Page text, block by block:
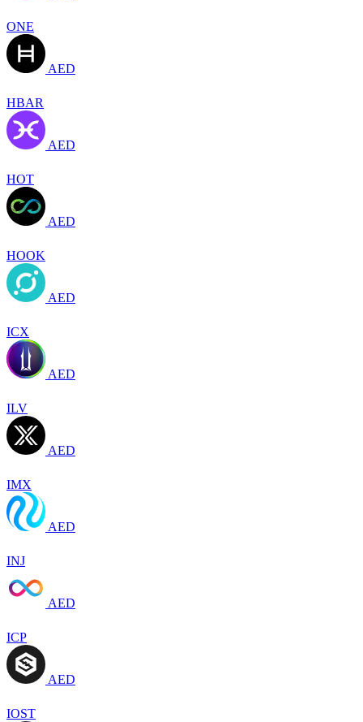
ONE
AED
HBAR
AED
HOT
AED
HOOK
AED
ICX
AED
ILV
AED
IMX
AED
INJ
AED
ICP
AED
IOST